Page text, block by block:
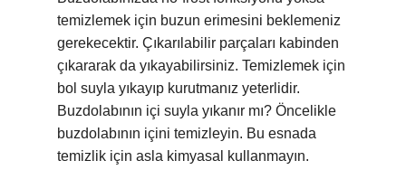
temizlemek için buzun erimesini beklemeniz
gerekecektir. Çıkarılabilir parçaları kabinden
çıkararak da yıkayabilirsiniz. Temizlemek için
bol suyla yıkayıp kurutmanız yeterlidir.
Buzdolabının içi suyla yıkanır mı? Öncelikle
buzdolabının içini temizleyin. Bu esnada
temizlik için asla kimyasal kullanmayın.